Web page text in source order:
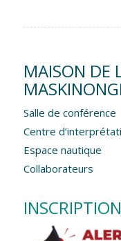
MAISON DE
Salle de conférence
Centre
Espace nautique
Collaborateurs